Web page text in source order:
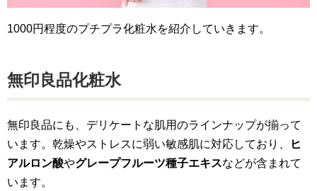
1000円程度のプチプラ化粧水を紹介していきます。
無印良品化粧水
無印良品にも、デリケートな肌用のラインナップが揃って
います。乾燥やストレスに弱い敏感肌に対応しており、
ヒ
アルロン酸やグレープフルーツ種子エキスなどが含まれて
います。